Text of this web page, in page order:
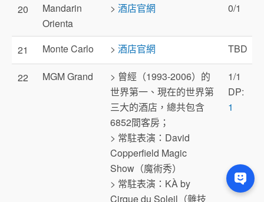
20
Mandarin
Orienta
> 酒店官網 0/1
21 Monte Carlo > 酒店官網 TBD
22 MGM Grand
> 曾經（1993-2006）的
世界第一、現在的世界第
三大的酒店，總共包含
6852間客房；
> 常駐表演：David
Copperfield Magic
Show（魔術秀）
> 常駐表演：KÀ by
Cirque du Soleil（雜技
1/1
DP:
1